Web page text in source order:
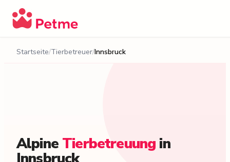
Startseite Tierbetreuer Innsbruck
Alpine Tierbetreuung in